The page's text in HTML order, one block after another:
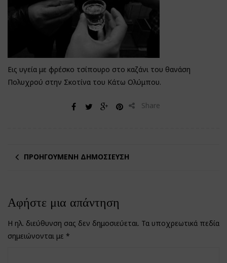
Εις υγεία με φρέσκο τσίπουρο στο καζάνι του θανάση
Πολυχρού στην Σκοτίνα του Κάτω Ολύμπου.
Share
ΠΡΟΗΓΟΎΜΕΝΗ ΔΗΜΟΣΊΕΥΣΗ
Αφήστε μια απάντηση
Η ηλ. διεύθυνση σας δεν δημοσιεύεται. Τα υποχρεωτικά πεδία
σημειώνονται με *